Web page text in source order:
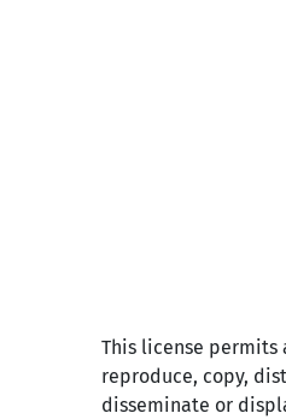
This license permits
reproduce, copy,
disseminate or